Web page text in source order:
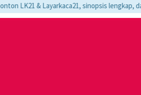
sinopsis lengkap, dan alur